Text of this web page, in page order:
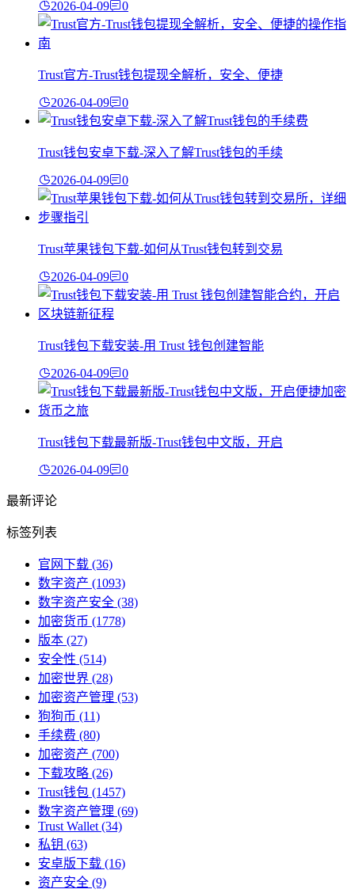
2026-04-09 0
Trust官方-Trust钱包提现全解析，安全、便捷
2026-04-09 0
Trust钱包安卓下载-深入了解Trust钱包的手续
2026-04-09 0
Trust苹果钱包下载-如何从Trust钱包转到交易
2026-04-09 0
Trust钱包下载安装-用 Trust 钱包创建智能
2026-04-09 0
Trust钱包下载最新版-Trust钱包中文版，开启
2026-04-09 0
最新评论
标签列表
官网下载 (36)
数字资产 (1093)
数字资产安全 (38)
加密货币 (1778)
版本 (27)
安全性 (514)
加密世界 (28)
加密资产管理 (53)
狗狗币 (11)
手续费 (80)
加密资产 (700)
下载攻略 (26)
Trust钱包 (1457)
数字资产管理 (69)
Trust Wallet (34)
私钥 (63)
安卓版下载 (16)
资产安全 (9)